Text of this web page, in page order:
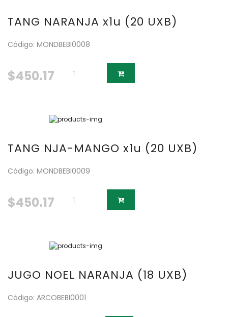
TANG NARANJA x1u (20 UXB)
Código: MONDBEBI0008
$450.17
TANG NJA-MANGO x1u (20 UXB)
Código: MONDBEBI0009
$450.17
JUGO NOEL NARANJA (18 UXB)
Código: ARCOBEBI0001